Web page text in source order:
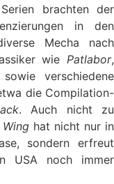
brachten der
in den
Mecha nach
wie Patlabor,
verschiedene
die Compilation-
. Auch nicht zu
hat nicht nur in
sondern erfreut
USA noch immer